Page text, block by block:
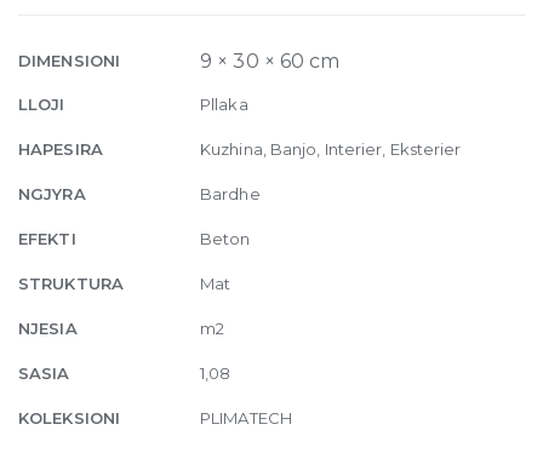
30
60
quantity
DIMENSIONI 9 × 30 × 60 cm
LLOJI Pllaka
HAPESIRA Kuzhina, Banjo, Interier, Eksterier
NGJYRA Bardhe
EFEKTI Beton
STRUKTURA Mat
NJESIA m2
SASIA 1,08
KOLEKSIONI PLIMATECH